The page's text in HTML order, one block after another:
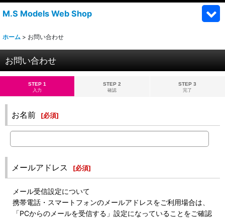
M.S Models Web Shop
ホーム > お問い合わせ
お問い合わせ
STEP 1
入力
STEP 2
確認
STEP 3
完了
お名前 [必須]
メールアドレス [必須]
メール受信設定について
携帯電話・スマートフォンのメールアドレスをご利用場合は、
「PCからのメールを受信する」設定になっていることをご確認